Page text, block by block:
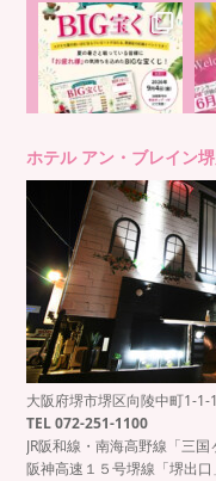
ホテル アン・ブレイン
大阪府堺市堺区向陵中町1-1-
TEL 072-251-1100
JR阪和線・南海高野線「三
阪神高速１５号堺線「堺出